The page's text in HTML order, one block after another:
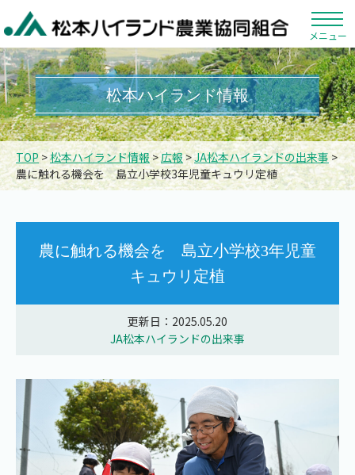
メニュー
松本ハイランド情報
TOP>松本ハイランド情報>広報>JA松本ハイランドの出来事 >
農に触れる機会を 島立小学校3年児童キュウリ定植
農に触れる機会を 島立小学校3年児童
キュウリ定植
更新日：2025.05.20
JA松本ハイランドの出来事